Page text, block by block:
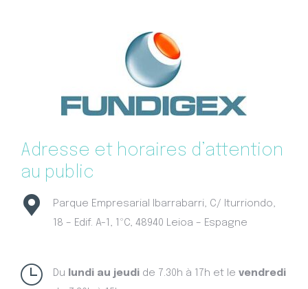
Adresse et horaires d’attention
au public
Parque Empresarial Ibarrabarri, C/ Iturriondo,
18 – Edif. A-1, 1ºC, 48940 Leioa – Espagne
Du lundi au jeudi de 7.30h à 17h et le vendredi